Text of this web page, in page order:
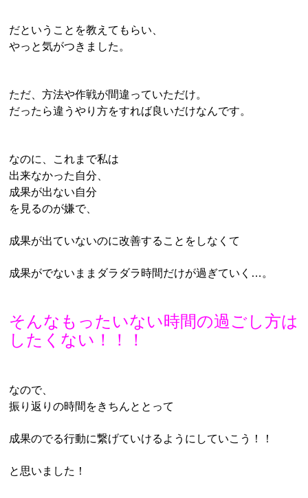
だということを教えてもらい、
やっと気がつきました。
ただ、方法や作戦が間違っていただけ。
だったら違うやり方をすれば良いだけなんです。
なのに、これまで私は
出来なかった自分、
成果が出ない自分
を見るのが嫌で、
成果が出ていないのに改善することをしなくて
成果がでないままダラダラ時間だけが過ぎていく…。
そんなもったいない時間の過ごし方は
したくない！！！
なので、
振り返りの時間をきちんととって
成果のでる行動に繋げていけるようにしていこう！！
と思いました！